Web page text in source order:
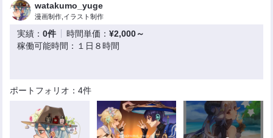
watakumo_yuge
漫画制作,イラスト制作
実績：0件 時間単価：¥2,000～
稼働可能時間：１日８時間
ポートフォリオ：4件